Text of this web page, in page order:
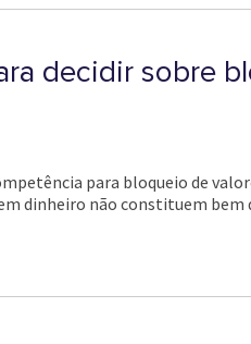
decidir sobre
para bloqueio de
dinheiro não constituem bem